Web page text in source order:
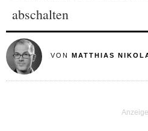
abschalten
VON MATTHIAS